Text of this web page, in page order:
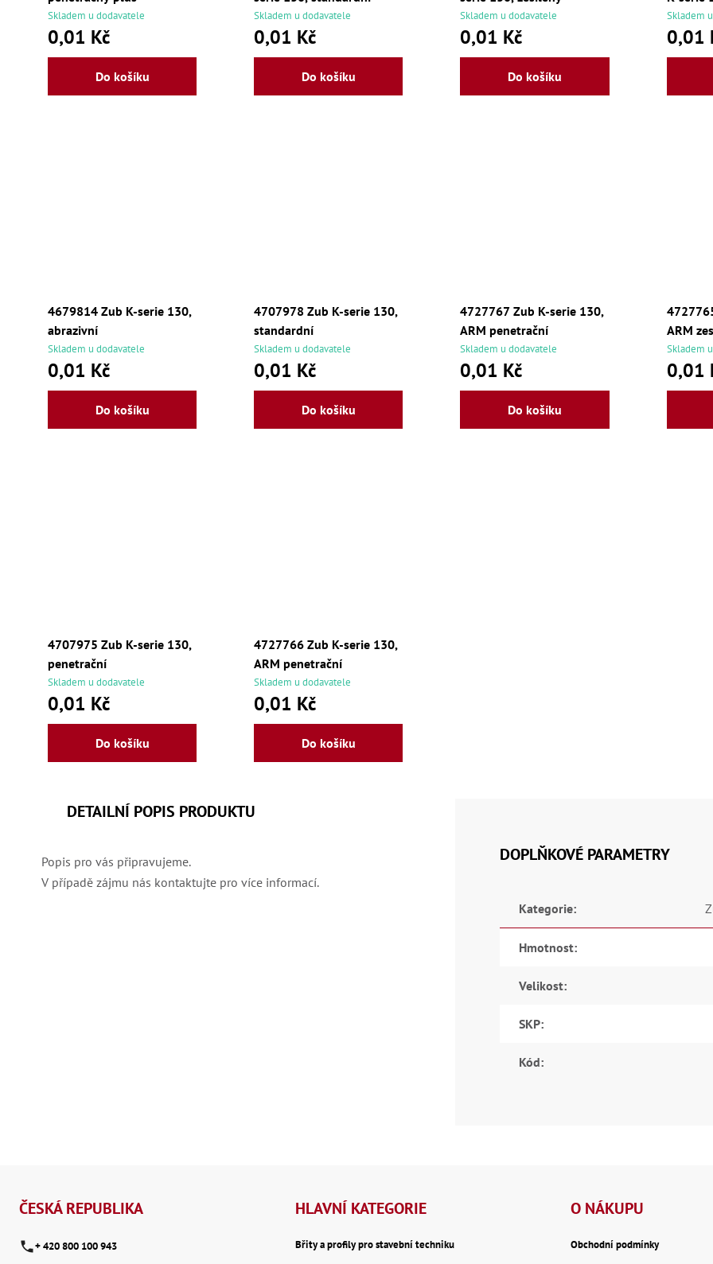
Skladem u dodavatele
0,01 Kč
Do košíku
Skladem u dodavatele
0,01 Kč
Do košíku
Skladem u dodavatele
0,01 Kč
Do košíku
Skladem
0,01
4679814 Zub K-serie 130,
abrazivní
Skladem u dodavatele
0,01 Kč
Do košíku
4707978 Zub K-serie 130,
standardní
Skladem u dodavatele
0,01 Kč
Do košíku
4727767 Zub K-serie 130,
ARM penetrační
Skladem u dodavatele
0,01 Kč
Do košíku
ARM
Skladem
0,01
4707975 Zub K-serie 130,
penetrační
Skladem u dodavatele
0,01 Kč
Do košíku
4727766 Zub K-serie 130,
ARM penetrační
Skladem u dodavatele
0,01 Kč
Do košíku
DETAILNÍ POPIS PRODUKTU
Popis pro vás připravujeme.
V případě zájmu nás kontaktujte pro více informací.
DOPLŇKOVÉ PARAMETRY
Kategorie:
Hmotnost:
Velikost:
SKP:
Kód:
ČESKÁ REPUBLIKA
+ 420 800 100 943
HLAVNÍ KATEGORIE
Břity a profily pro stavební techniku
O NÁKUPU
Obchodní podmínky